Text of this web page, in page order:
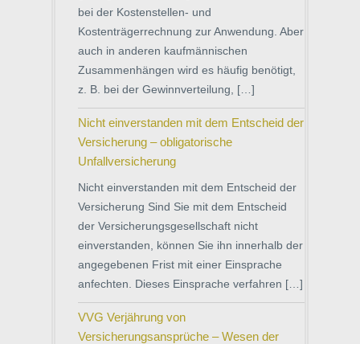
bei der Kostenstellen- und
Kostenträgerrechnung zur Anwendung. Aber
auch in anderen kaufmännischen
Zusammenhängen wird es häufig benötigt,
z. B. bei der Gewinnverteilung, […]
Nicht einverstanden mit dem Entscheid der
Versicherung – obligatorische
Unfallversicherung
Nicht einverstanden mit dem Entscheid der
Versicherung Sind Sie mit dem Entscheid
der Versicherungsgesellschaft nicht
einverstanden, können Sie ihn innerhalb der
angegebenen Frist mit einer Einsprache
anfechten. Dieses Einsprache verfahren […]
VVG Verjährung von
Versicherungsansprüche – Wesen der